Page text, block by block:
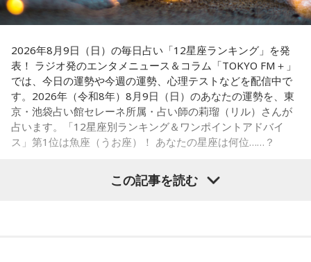
がスペシャルゲスト解説者として登場する。さらに、リスナ
ーにとって嬉しい夏の味覚や現金が当たるプレゼント企画も
実施する。
■髙津臣吾 コメント
「ショウアップナイター」をお聴きの皆さま、ご無沙汰して
ペナントレース終盤の神宮球場、一つ一つのプレーの重みが
2026年8月9日（日）の毎日占い「12星座ランキング」を発
表！ ラジオ発のエンタメニュース＆コラム「TOKYO FM＋」
では、今日の運勢や今週の運勢、心理テストなどを配信中で
す。2026年（令和8年）8月9日（日）のあなたの運勢を、東
京・池袋占い館セレーネ所属・占い師の莉瑠（リル）さんが
占います。「12星座別ランキング＆ワンポイントアドバイ
ス」第1位は魚座（うお座）！ あなたの星座は何位……？
この記事を読む